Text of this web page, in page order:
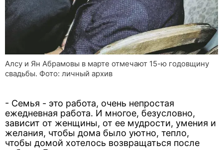
Алсу и Ян Абрамовы в марте отмечают 15-ю годовщину
свадьбы. Фото: личный архив
- Семья - это работа, очень непростая
ежедневная работа. И многое, безусловно,
зависит от женщины, от ее мудрости, умения и
желания, чтобы дома было уютно, тепло,
чтобы домой хотелось возвращаться после